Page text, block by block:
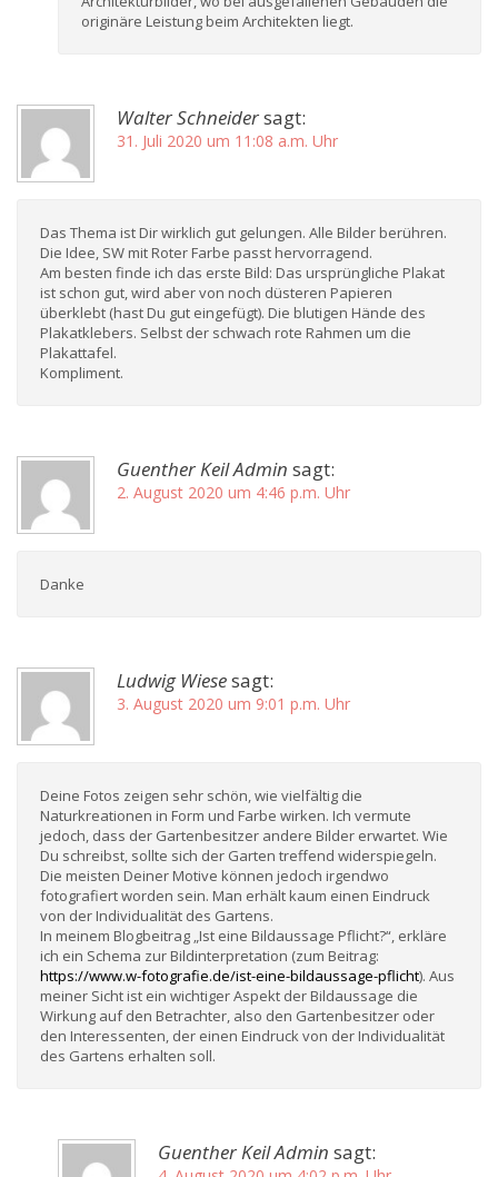
originäre Leistung beim Architekten liegt.
Walter Schneidersagt:
31. Juli 2020 um 11:08 a.m. Uhr
Das Thema ist Dir wirklich gut gelungen. Alle Bilder berühren.
Die Idee, SW mit Roter Farbe passt hervorragend.
Am besten finde ich das erste Bild: Das ursprüngliche Plakat
ist schon gut, wird aber von noch düsteren Papieren
überklebt (hast Du gut eingefügt). Die blutigen Hände des
Plakatklebers. Selbst der schwach rote Rahmen um die
Plakattafel.
Kompliment.
Guenther Keil Admin sagt:
2. August 2020 um 4:46 p.m. Uhr
Danke
Ludwig Wiesesagt:
3. August 2020 um 9:01 p.m. Uhr
Deine Fotos zeigen sehr schön, wie vielfältig die
Naturkreationen in Form und Farbe wirken. Ich vermute
jedoch, dass der Gartenbesitzer andere Bilder erwartet. Wie
Du schreibst, sollte sich der Garten treffend widerspiegeln.
Die meisten Deiner Motive können jedoch irgendwo
fotografiert worden sein. Man erhält kaum einen Eindruck
von der Individualität des Gartens.
In meinem Blogbeitrag „Ist eine Bildaussage Pflicht?“, erkläre
ich ein Schema zur Bildinterpretation (zum Beitrag:
https://www.w-fotografie.de/ist-eine-bildaussage-pflicht). Aus
meiner Sicht ist ein wichtiger Aspekt der Bildaussage die
Wirkung auf den Betrachter, also den Gartenbesitzer oder
den Interessenten, der einen Eindruck von der Individualität
des Gartens erhalten soll.
Guenther Keil Admin sagt: